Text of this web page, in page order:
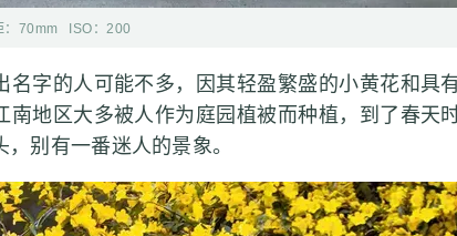
70mm ISO： 200
字的人可能不多，因其轻盈繁盛的小黄花和具
南地区大多被人作为庭园植被而种植，到了春天
别有一番迷人的景象。